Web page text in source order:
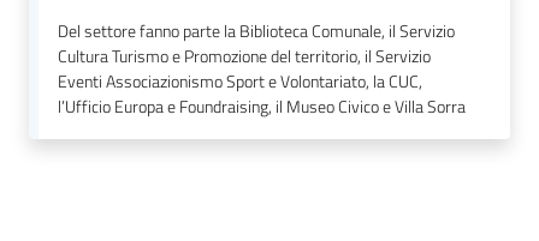
Del settore fanno parte la Biblioteca Comunale, il Servizio
Cultura Turismo e Promozione del territorio, il Servizio
Eventi Associazionismo Sport e Volontariato, la CUC,
l’Ufficio Europa e Foundraising, il Museo Civico e Villa Sorra